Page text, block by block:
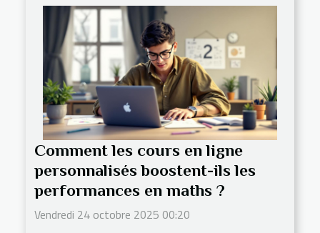
Comment les cours en ligne
personnalisés boostent-ils les
performances en maths ?
Vendredi 24 octobre 2025 00:20